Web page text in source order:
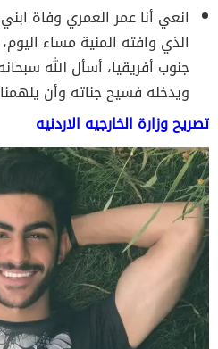
انعي أنا عمر العمري وفاة
الذي وافته المنية مساء
جنوب أفريقيا، أسأل الله
ويدخله فسيح جناته وأن
تصريح وزارة الخارجيه الاردنيه